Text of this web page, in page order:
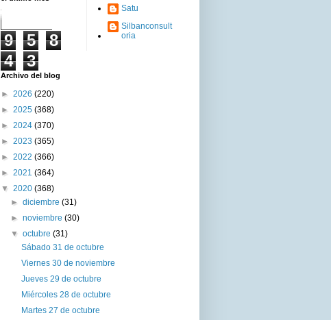
9 5
8
4
3
Satu
Silbanconsult
oria
Archivo del blog
► 2026 (220)
► 2025 (368)
► 2024 (370)
► 2023 (365)
► 2022 (366)
► 2021 (364)
▼ 2020 (368)
►diciembre(31)
►noviembre(30)
▼octubre(31)
Sábado 31 de octubre
Viernes 30 de noviembre
Jueves 29 de octubre
Miércoles 28 de octubre
Martes 27 de octubre